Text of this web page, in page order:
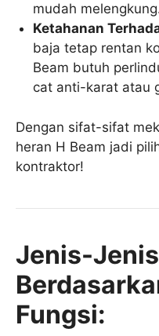
mudah
Ketahanan
baja tetap rentan
Beam butuh
cat anti-karat atau
Dengan sifat-sifat
heran H Beam jadi
kontraktor!
Jenis-Jenis
Fungsi: